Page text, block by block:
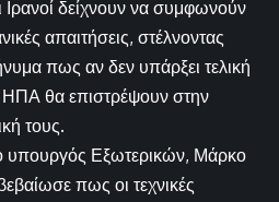
Ιρανοί δείχνουν να συμφωνούν
απαιτήσεις, στέλνοντας
πως αν δεν υπάρξει τελική
θα επιστρέψουν στην
τους.
υπουργός Εξωτερικών, Μάρκο
πως οι τεχνικές